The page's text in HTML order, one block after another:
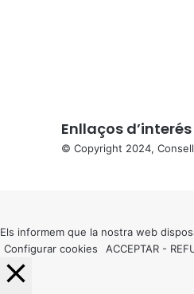
Enllaços d’interés
© Copyright 2024, Consell
button
Els informem que la nostra web
Configurar cookies
ACCEPTAR -